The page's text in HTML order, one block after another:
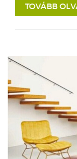
TOVÁBB